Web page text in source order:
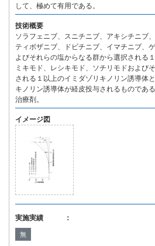
して、極めて有用である。
技術概要
ソラフェニブ、スニチニブ、アキシチニブ
ティボザニブ、ドビチニブ、イマチニブ、
よびそれらの塩からなる群から選択される
ミキモド、レシキモド、ソチリモドおよび
される１以上のイミダゾリキノリン誘導体
キノリン誘導体が経皮投与されるものであ
治療剤。
イメージ図
実施実績 ：
無